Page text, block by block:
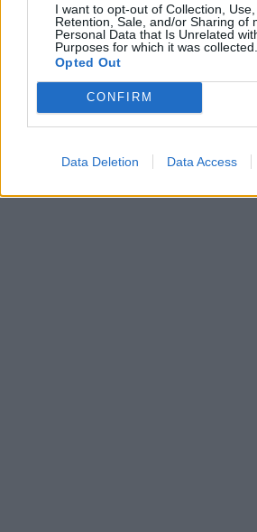
I want to opt-out of Collection, Use,
Retention, Sale, and/or Sharing of
Personal Data that Is Unrelated
Purposes for which it was collected.
Opted Out
CONFIRM
Data Deletion Data Access
Paroles + Traduction
Commentaires
Dire «merci» pour cette traduction